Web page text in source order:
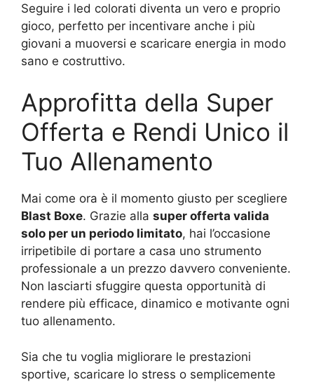
Seguire i led colorati diventa un vero e proprio
gioco, perfetto per incentivare anche i più
giovani a muoversi e scaricare energia in modo
sano e costruttivo.
Approfitta della Super
Offerta e Rendi Unico il
Tuo Allenamento
Mai come ora è il momento giusto per scegliere
Blast Boxe. Grazie alla super offerta valida
solo per un periodo limitato, hai l’occasione
irripetibile di portare a casa uno strumento
professionale a un prezzo davvero conveniente.
Non lasciarti sfuggire questa opportunità di
rendere più efficace, dinamico e motivante ogni
tuo allenamento.
Sia che tu voglia migliorare le prestazioni
sportive, scaricare lo stress o semplicemente